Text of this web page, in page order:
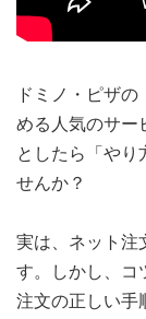
ドミノ・ピザ
める人気のサー
としたら「やり
せんか？
実は、ネット注
す。しかし、コ
注文の正しい手